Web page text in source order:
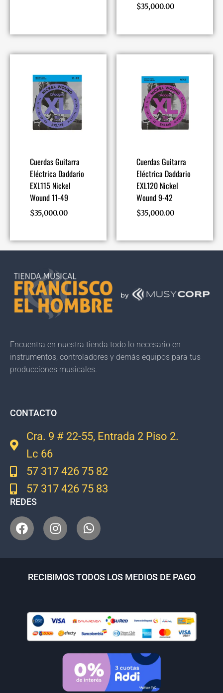
$35,000.00
Cuerdas Guitarra
Eléctrica Daddario
EXL115 Nickel
Wound 11-49
$35,000.00
Cuerdas Guitarra
Eléctrica Daddario
EXL120 Nickel
Wound 9-42
$35,000.00
Encuentra en nuestra tienda todo lo necesario en
instrumentos, controladores y demás equipos para tus
producciones musicales.
CONTACTO
Cra. 9 # 22-55, Entrada 2 Piso 2.
Lc 66
57 317 426 75 82
57 317 426 75 83
REDES
RECIBIMOS TODOS LOS MEDIOS DE PAGO